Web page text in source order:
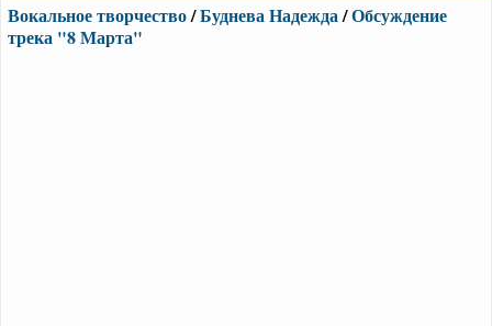
Вокальное творчество/Буднева Надежда/Обсуждение
трека "8 Марта"